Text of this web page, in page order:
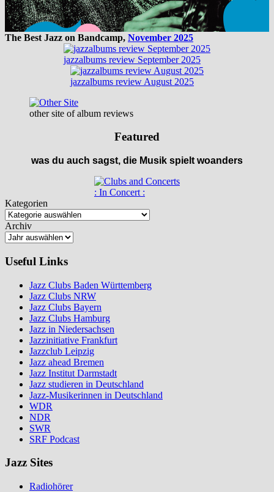
The Best Jazz on Bandcamp, November 2025
jazzalbums review September 2025
jazzalbums review August 2025
other site of album reviews
Featured
was du auch sagst, die Musik spielt woanders
: In Concert :
Kategorien
Archiv
Useful Links
Jazz Clubs Baden Württemberg
Jazz Clubs NRW
Jazz Clubs Bayern
Jazz Clubs Hamburg
Jazz in Niedersachsen
Jazzinitiative Frankfurt
Jazzclub Leipzig
Jazz ahead Bremen
Jazz Institut Darmstadt
Jazz studieren in Deutschland
Jazz-Musikerinnen in Deutschland
WDR
NDR
SWR
SRF Podcast
Jazz Sites
Radiohörer